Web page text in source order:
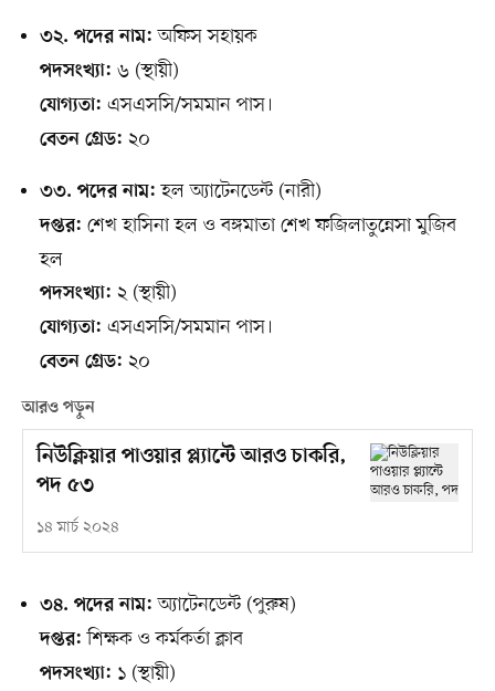
৩২. পদের নাম: অফিস সহায়ক
পদসংখ্যা: ৬ (স্থায়ী)
যোগ্যতা: এসএসসি/সমমান পাস।
বেতন গ্রেড: ২০
৩৩. পদের নাম: হল অ্যাটেনডেন্ট (নারী)
দপ্তর: শেখ হাসিনা হল ও বঙ্গমাতা শেখ ফজিলাতুন্নেসা মুজিব
হল
পদসংখ্যা: ২ (স্থায়ী)
যোগ্যতা: এসএসসি/সমমান পাস।
বেতন গ্রেড: ২০
আরও পড়ুন
নিউক্লিয়ার পাওয়ার প্ল্যান্টে আরও চাকরি,
পদ ৫৩
১৪ মার্চ ২০২৪
৩৪. পদের নাম: অ্যাটেনডেন্ট (পুরুষ)
দপ্তর: শিক্ষক ও কর্মকর্তা ক্লাব
পদসংখ্যা: ১ (স্থায়ী)